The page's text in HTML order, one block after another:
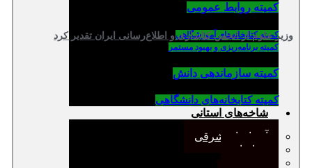
کمیته روابط عمومی
كميته كتابخانه‌هاي آموزشگاهي
کمیته برنامه‌ریزی و بهبود مستمر
کمیته سازماندهی دانش
کمیته کتابخانه‌های دانشگاهی
شاخه‌های استانی
آذربایجان شرقی
خراسان
وزیر علوم از انجمن کتابداری و اطلاع‌رسانی ایران تقدیر کرد